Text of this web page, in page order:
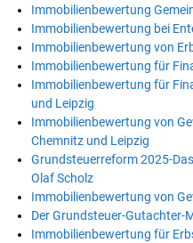
Immobilienbewertung
Immobilienbewertung bei
Immobilienbewertung von
Immobilienbewertung für
Immobilienbewertung für
und Leipzig
Immobilienbewertung von
Chemnitz und Leipzig
Grundsteuerreform 2025-
Olaf Scholz
Immobilienbewertung von
Der Grundsteuer-Gutachter-
Immobilienbewertung für